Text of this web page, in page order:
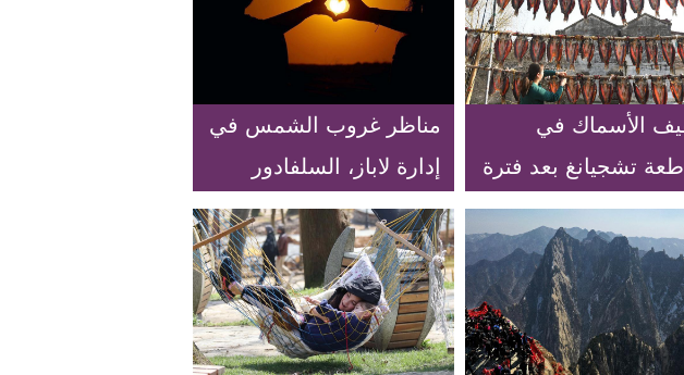
الأسماك في
تشجيانغ بعد فترة
من الانقطاع
مناظر غروب الشمس في
إدارة لاباز، السلفادور